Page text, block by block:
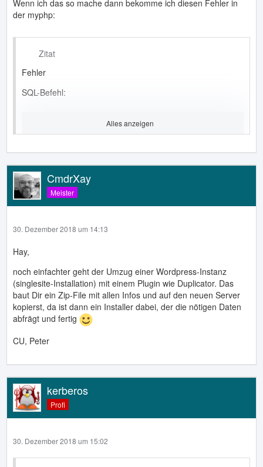
Wenn ich das so mache dann bekomme ich diesen Fehler in
der myphp:
Zitat
Fehler
SQL-Befehl:
#
# Data contents of table `wp_nf3_forms`
#
INSERT INTO `wp_nf3_forms` ( `id`, `title`, `key`,
`created_at`, `updated_at`, `views`, `subs`, `form_title`,
`hide_complete`, `logged_in`, `seq_num`) VALUES
(1, 'Kontaktirajte nas', '', '2018-12-23 07:25:08', NULL,
NULL, NULL, NULL, NULL, NULL, NULL, NULL, NULL, 87,
NULL, NULL, NULL, NULL)
MySQL meldet: Dokumentation
#1136 - Anzahl der Felder stimmt nicht mit der Anzahl der
Werte in Zeile 1 überein
Alles anzeigen
CmdrXay
Meister
30. Dezember 2018 um 14:13
Hay,
noch einfachter geht der Umzug einer Wordpress-Instanz
(singlesite-Installation) mit einem Plugin wie Duplicator. Das
baut Dir ein Zip-File mit allen Infos und auf den neuen Server
kopierst, da ist dann ein Installer dabei, der die nötigen Daten
abfrägt und fertig
CU, Peter
kerberos
Profi
30. Dezember 2018 um 15:02